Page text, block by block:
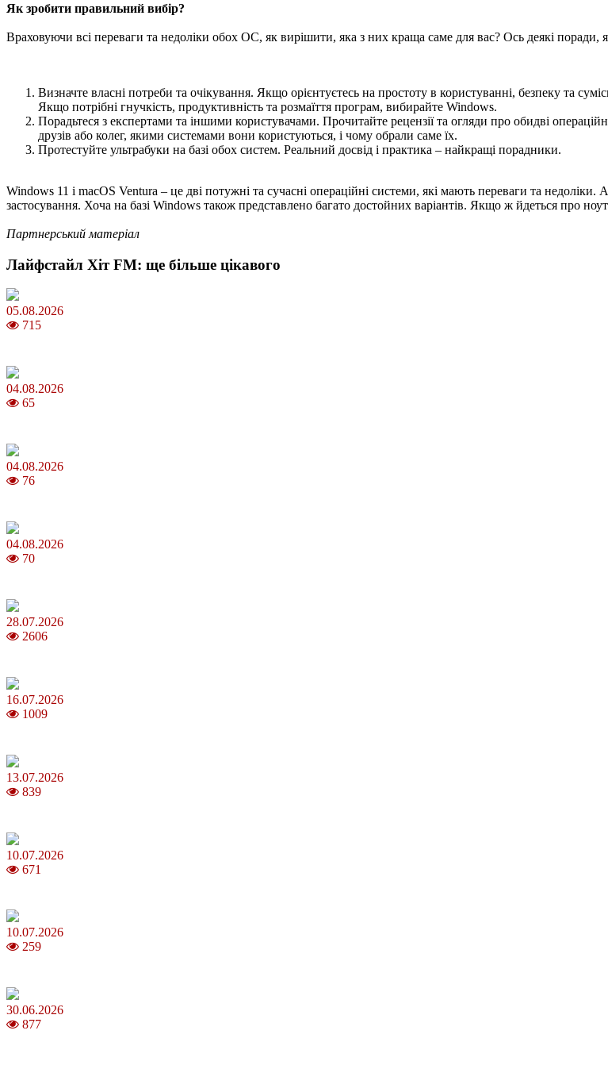
Як зробити правильний вибір?
Враховуючи всі переваги та недоліки обох ОС, як вирішити, яка з них краща саме для вас? Ось деякі поради,
Визначте власні потреби та очікування. Якщо орієнтуєтесь на простоту в користуванні, безпеку та
Якщо потрібні гнучкість, продуктивність та розмаїття програм, вибирайте Windows.
Порадьтеся з експертами та іншими користувачами. Прочитайте рецензії та огляди про обидві
друзів або колег, якими системами вони користуються, і чому обрали саме їх.
Протестуйте ультрабуки на базі обох систем. Реальний досвід і практика – найкращі порадники.
Windows 11 і macOS Ventura – це дві потужні та сучасні операційні системи, які мають переваги та
застосування. Хоча на базі Windows також представлено багато достойних варіантів. Якщо ж йдеться про
Партнерський матеріал
Лайфстайл Хіт FM: ще більше цікавого
05.08.2026
715
04.08.2026
65
04.08.2026
76
04.08.2026
70
28.07.2026
2606
16.07.2026
1009
13.07.2026
839
10.07.2026
671
10.07.2026
259
30.06.2026
877